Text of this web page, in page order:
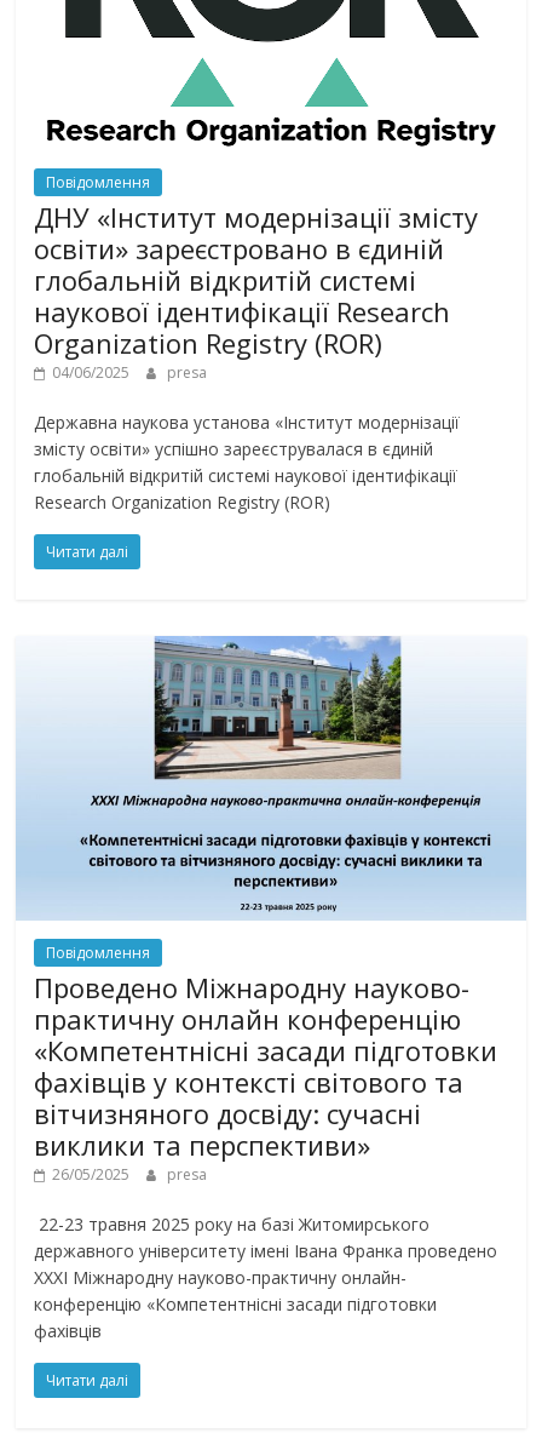
Повідомлення
ДНУ «Інститут модернізації змісту
освіти» зареєстровано в єдиній
глобальній відкритій системі
наукової ідентифікації Research
Organization Registry (ROR)
04/06/2025 presa
Державна наукова установа «Інститут модернізації
змісту освіти» успішно зареєструвалася в єдиній
глобальній відкритій системі наукової ідентифікації
Research Organization Registry (ROR)
Читати далі
Повідомлення
Проведено Міжнародну науково-
практичну онлайн конференцію
«Компетентнісні засади підготовки
фахівців у контексті світового та
вітчизняного досвіду: сучасні
виклики та перспективи»
26/05/2025 presa
22-23 травня 2025 року на базі Житомирського
державного університету імені Івана Франка проведено
ХХХІ Міжнародну науково-практичну онлайн-
конференцію «Компетентнісні засади підготовки
фахівців
Читати далі